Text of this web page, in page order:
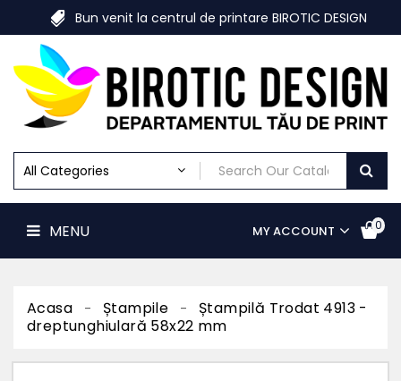
Bun venit la centrul de printare BIROTIC DESIGN
MENU 0
MY ACCOUNT
MENU
Despre
Print
Digital
Print
Offset
Materiale
Marketing
Print
Mari
Personalizate
Ștampile
Acasa
Contact
Acasa Ștampile
Ștampilă Trodat 4913 -
dreptunghiulară 58x22 mm